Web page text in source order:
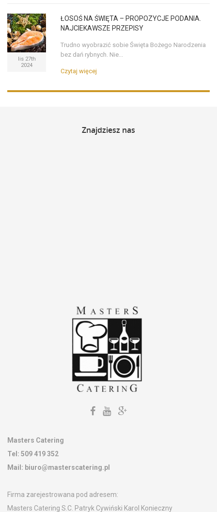
lis 27th
2024
ŁOSOŚ NA ŚWIĘTA – PROPOZYCJE PODANIA.
NAJCIEKAWSZE PRZEPISY
Trudno wyobrazić sobie Święta Bożego Narodzenia
bez dań rybnych. Nie...
Czytaj więcej
Znajdziesz nas
Kontakt
Masters Catering
Tel: 509 419 352
Mail: biuro@masterscatering.pl
Firma zarejestrowana pod adresem:
Masters Catering S.C. Patryk Cywiński Karol Konieczny